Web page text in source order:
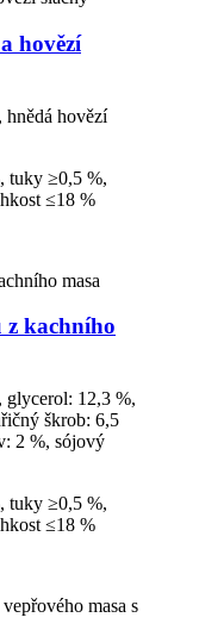
hovězí
hnědá hovězí
tuky ≥0,5 %,
≤18 %
z kachního
glycerol: 12,3 %,
škrob: 6,5
2 %, sójový
tuky ≥0,5 %,
≤18 %